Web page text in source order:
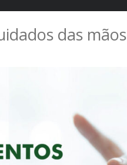
das mãos